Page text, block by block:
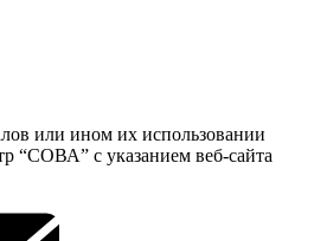
или ином их использовании
“СОВА” с указанием веб-сайта